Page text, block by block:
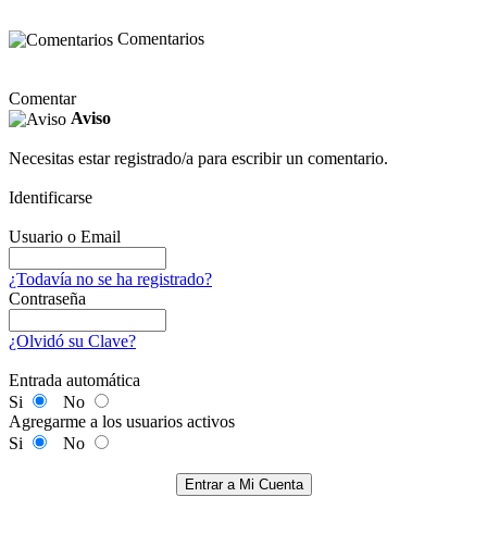
Comentarios
Comentar
Aviso
Necesitas estar registrado/a para escribir un comentario.
Identificarse
Usuario o Email
¿Todavía no se ha registrado?
Contraseña
¿Olvidó su Clave?
Entrada automática
Si
No
Agregarme a los usuarios activos
Si
No
Entrar a Mi Cuenta